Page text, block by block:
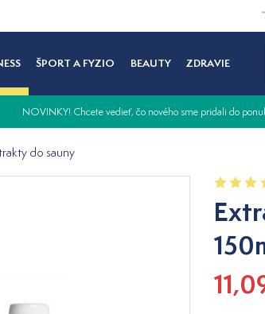
ŠPORT A FYZIO BEAUTY ZDRAVIE
NOVINKY! Chcete vedieť, čo nového sme pridali do
do sauny